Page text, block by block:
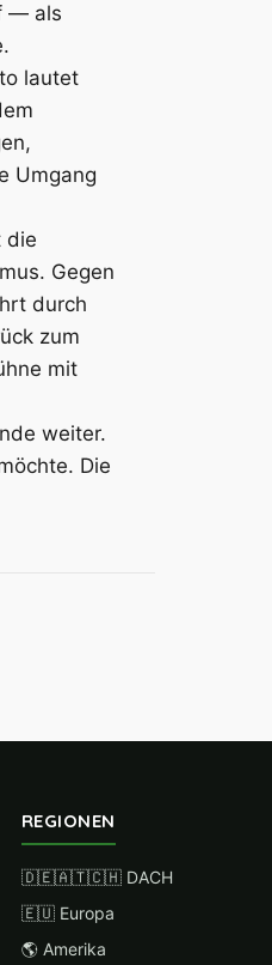
— als
lautet
Umgang
die
Gegen
durch
zum
mit
weiter.
Die
REGIONEN
🇩🇪🇦🇹🇨🇭 DACH
🇪🇺 Europa
🌎 Amerika